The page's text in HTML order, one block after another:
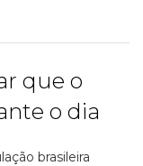
que o
o dia
brasileira